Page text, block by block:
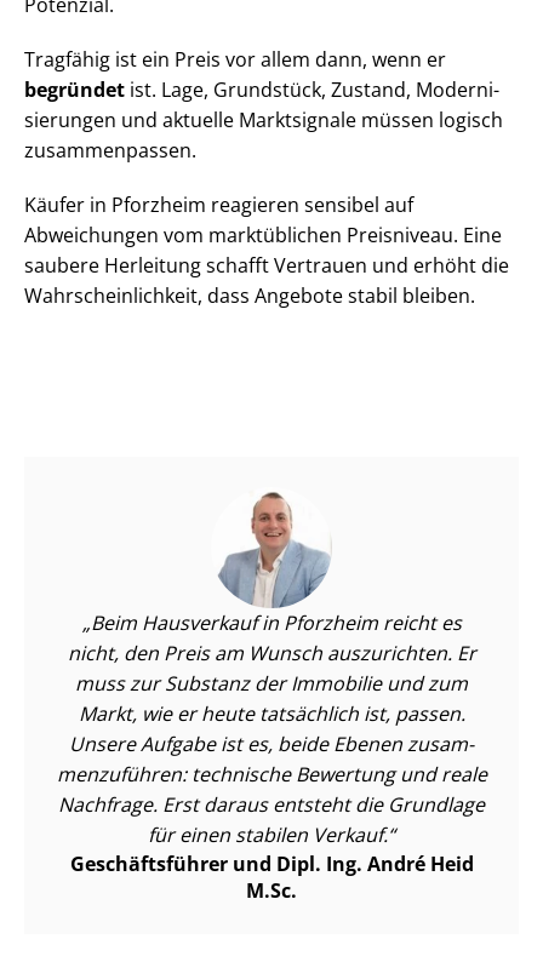
Tragfähig ist ein Preis vor allem dann, wenn er
begründet ist. Lage, Grundstück, Zustand, Mo­der­ni­
sie­run­gen und aktuelle Marktsignale müssen logisch
zusammenpassen.
Käufer in Pforzheim reagieren sensibel auf
Abweichungen vom marktüblichen Preisniveau. Eine
saubere Herleitung schafft Vertrauen und erhöht die
Wahr­schein­lich­keit, dass Angebote stabil bleiben.
Beim Hausverkauf in Pforzheim reicht es
nicht, den Preis am Wunsch auszurichten. Er
muss zur Substanz der Immobilie und zum
Markt, wie er heute tatsächlich ist, passen.
Unsere Aufgabe ist es, beide Ebenen zu­sam­
men­zu­füh­ren: technische Bewertung und reale
Nachfrage. Erst daraus entsteht die Grundlage
für einen stabilen Verkauf.
Geschäftsführer und Dipl. Ing. André Heid
M.Sc.